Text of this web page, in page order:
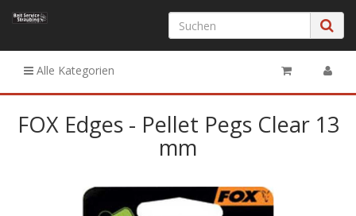
Alle Kategorien
FOX Edges - Pellet Pegs Clear 13
mm